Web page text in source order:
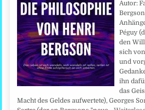
Autor:
Péguy
den
sich
und
ihn
das
Macht des Geldes aufwertete), Georges